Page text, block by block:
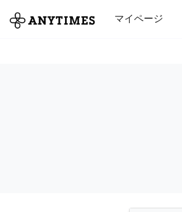
マイページ
全て 修理・組立